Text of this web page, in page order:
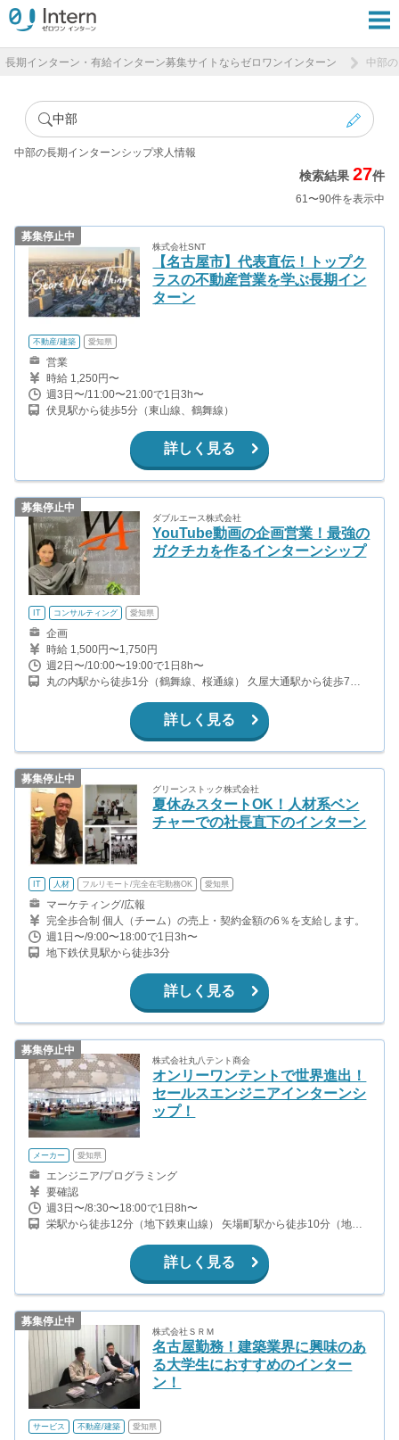
長期インターン・有給インターン募集サイトならゼロワンインターン 中部
中部
中部の長期インターンシップ求人情報
検索結果27件
61〜90件を表示中
募集停止中
株式会社SNT
【名古屋市】代表直伝！トップク
ラスの不動産営業を学ぶ長期イン
ターン
不動産/建築 愛知県
営業
時給 1,250円〜
週3日〜/11:00〜21:00で1日3h〜
伏見駅から徒歩5分（東山線、鶴舞線）
詳しく見る
募集停止中
ダブルエース株式会社
YouTube動画の企画営業！最強の
ガクチカを作るインターンシップ
IT コンサルティング 愛知県
企画
時給 1,500円〜1,750円
週2日〜/10:00〜19:00で1日8h〜
丸の内駅から徒歩1分（鶴舞線、桜通線） 久屋大通駅から徒歩7分
から徒歩15分（東山線、名城線）
詳しく見る
募集停止中
グリーンストック株式会社
夏休みスタートOK！人材系ベン
チャーでの社長直下のインターン
IT 人材 フルリモート/完全在宅勤務OK 愛知県
マーケティング/広報
完全歩合制 個人（チーム）の売上・契約金額の6％を支給します。
週1日〜/9:00〜18:00で1日3h〜
地下鉄伏見駅から徒歩3分
詳しく見る
募集停止中
株式会社丸八テント商会
オンリーワンテントで世界進出！
セールスエンジニアインターンシ
ップ！
メーカー 愛知県
エンジニア/プログラミング
要確認
週3日〜/8:30〜18:00で1日8h〜
栄駅から徒歩12分（地下鉄東山線） 矢場町駅から徒歩10分（地下
詳しく見る
募集停止中
株式会社ＳＲＭ
名古屋勤務！建築業界に興味のあ
る大学生におすすめのインター
ン！
サービス 不動産/建築 愛知県